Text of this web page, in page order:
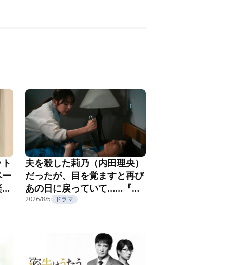
夫を殺した莉乃（内田理央）
だったが、目を覚ますと再び
あの日に戻っていて……『夫
を殺したはずなのに』第2話
2026/8/5 ドラマ